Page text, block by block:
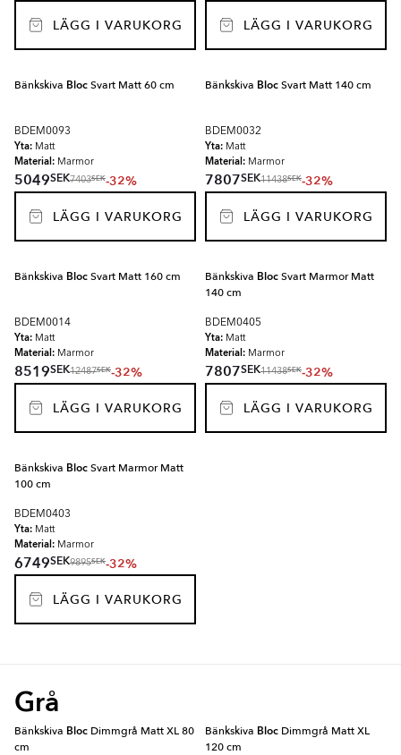
LÄGG I VARUKORG LÄGG I VARUKORG
Bänkskiva BlocSvart Matt 60 cm
BDEM0093
Yta: Matt
Material: Marmor
5049SEK7403SEK-32%
LÄGG I VARUKORG
Bänkskiva BlocSvart Matt 140 cm
BDEM0032
Yta: Matt
Material: Marmor
7807SEK11438SEK-32%
LÄGG I VARUKORG
Bänkskiva BlocSvart Matt 160 cm
BDEM0014
Yta: Matt
Material: Marmor
8519SEK12487SEK-32%
LÄGG I VARUKORG
Bänkskiva BlocSvart Marmor Matt
140 cm
BDEM0405
Yta: Matt
Material: Marmor
7807SEK11438SEK-32%
LÄGG I VARUKORG
Bänkskiva BlocSvart Marmor Matt
100 cm
BDEM0403
Yta: Matt
Material: Marmor
6749SEK9895SEK-32%
LÄGG I VARUKORG
Grå
Bänkskiva Bloc Dimmgrå Matt XL 80
cm
Bänkskiva Bloc Dimmgrå Matt XL
120 cm